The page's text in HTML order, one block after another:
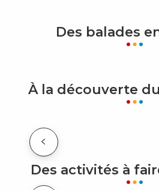
Des balades
À la découverte
LES HÔTELS DU
Des activités à